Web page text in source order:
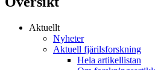
Aktuellt
Nyheter
Aktuell fjärilsforskning
Hela artikellistan